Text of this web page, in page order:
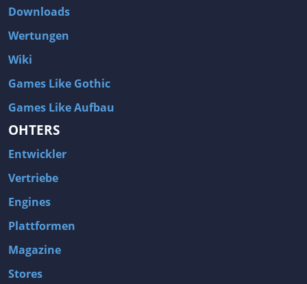
Downloads
Wertungen
Wiki
Games Like Gothic
Games Like Aufbau
OHTERS
Entwickler
Vertriebe
Engines
Plattformen
Magazine
Stores